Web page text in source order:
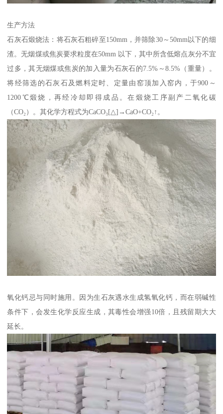
生产方法
石灰石煅烧法：将石灰石粗碎至150mm，并筛除30～50mm以下的细
渣。无烟煤或焦炭要求粒度在50mm 以下，其中所含低熔点灰分不宜
过多，其无烟煤或焦炭的加入量为石灰石的7.5%～8.5%（重量）。
将经筛选的石灰石及燃料定时、定量由窑顶加入窑内，于900～
1200℃煅烧，再经冷却即得成品。在煅烧工序副产二氧化碳
（CO₂）。其化学方程式为CaCO₃[△]→CaO+CO₂↑。
氧化钙忌与同时施用。因为生石灰遇水生成氢氧化钙，而在弱碱性
条件下，会发生化学反应生成，其毒性会增强10倍，且残留期大大
延长。